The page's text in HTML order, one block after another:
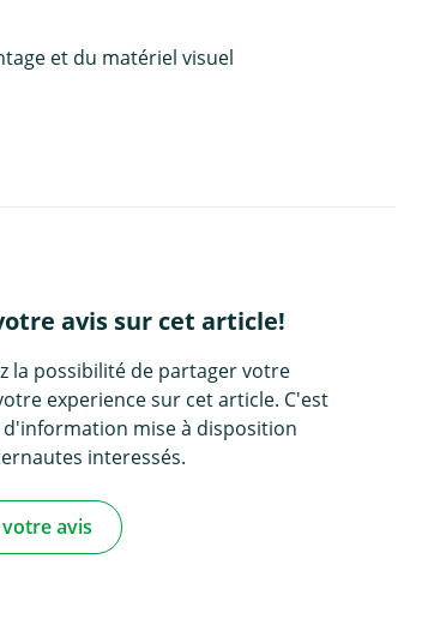
et du matériel visuel
avis sur cet article!
la possibilité de partager votre
experience sur cet article. C'est
mise à disposition
interessés.
avis